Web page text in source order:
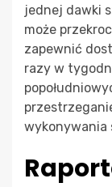
jednej dawki
może
zapewnić
razy w
wykonywania